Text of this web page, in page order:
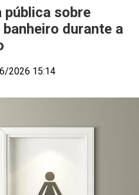
pública sobre
durante a
2026 15:14